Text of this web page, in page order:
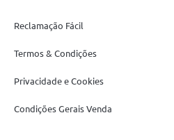
Reclamação Fácil
Termos & Condições
Privacidade e Cookies
Condições Gerais Venda